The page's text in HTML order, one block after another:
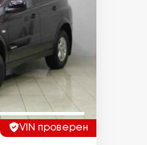
VIN проверен